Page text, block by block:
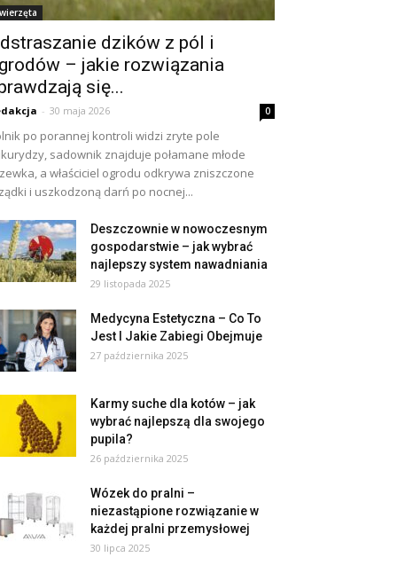
dzików z pól i
– jakie rozwiązania
się...
- 30 maja 2026 0
po porannej kontroli widzi zryte pole
sadownik znajduje połamane młode
a właściciel ogrodu odkrywa zniszczone
i uszkodzoną darń po nocnej...
Deszczownie w nowoczesnym
gospodarstwie – jak wybrać
najlepszy system nawadniania
29 listopada 2025
Medycyna Estetyczna – Co To
Jest I Jakie Zabiegi Obejmuje
27 października 2025
Karmy suche dla kotów – jak
wybrać najlepszą dla swojego
pupila?
26 października 2025
Wózek do pralni –
niezastąpione rozwiązanie w
każdej pralni przemysłowej
30 lipca 2025